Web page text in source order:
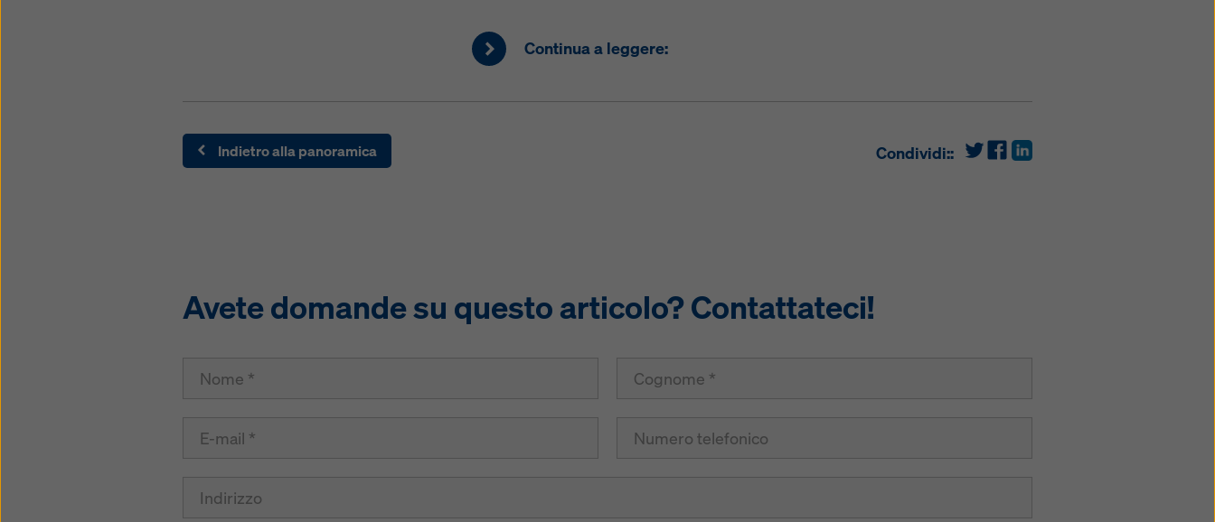
Continua a leggere:
Condividi::
Indietro alla panoramica
Avete domande su questo articolo? Contattateci!